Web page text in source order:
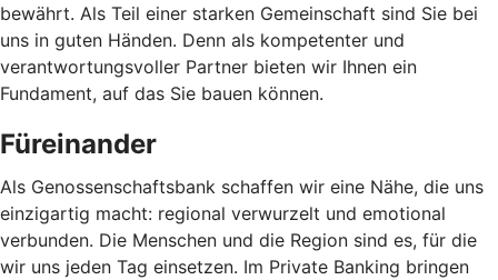
bewährt. Als Teil einer starken Gemeinschaft sind Sie bei
uns in guten Händen. Denn als kompetenter und
verantwortungsvoller Partner bieten wir Ihnen ein
Fundament, auf das Sie bauen können.
Füreinander
Als Genossenschaftsbank schaffen wir eine Nähe, die uns
einzigartig macht: regional verwurzelt und emotional
verbunden. Die Menschen und die Region sind es, für die
wir uns jeden Tag einsetzen. Im Private Banking bringen